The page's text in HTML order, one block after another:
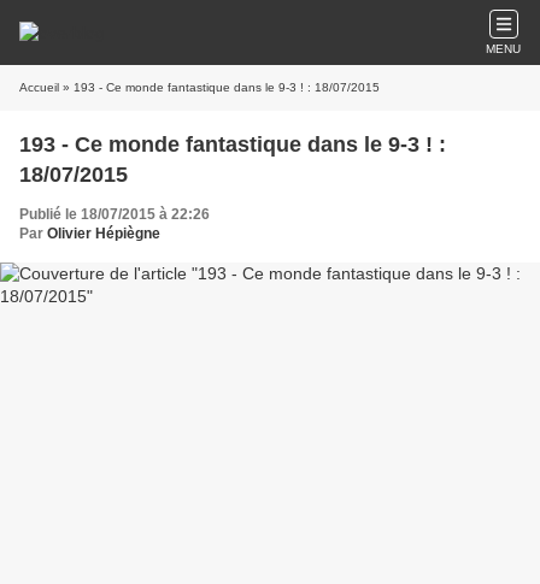
MENU
Accueil » 193 - Ce monde fantastique dans le 9-3 ! : 18/07/2015
193 - Ce monde fantastique dans le 9-3 ! :
18/07/2015
Publié le 18/07/2015 à 22:26
Par Olivier Hépiègne